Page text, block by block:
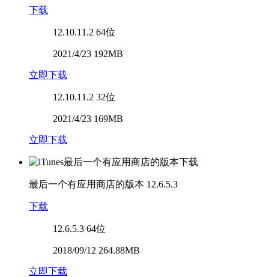
下载
12.10.11.2 64位
2021/4/23 192MB
立即下载
12.10.11.2 32位
2021/4/23 169MB
立即下载
最后一个有应用商店的版本 12.6.5.3
下载
12.6.5.3 64位
2018/09/12 264.88MB
立即下载